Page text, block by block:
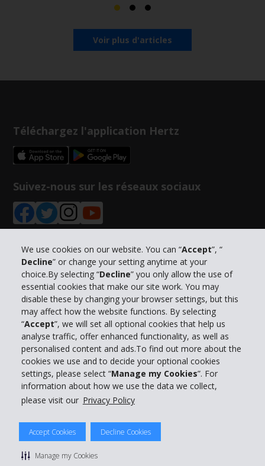
We use cookies on our website. You can “Accept”, “
Decline” or change your setting anytime at your
choice.By selecting “Decline” you only allow the use of
essential cookies that make our site work. You may
disable these by changing your browser settings, but this
may affect how the website functions. By selecting
“Accept”, we will set all optional cookies that help us
analyse traffic, offer enhanced functionality, as well as
personalised content and ads.To find out more about the
cookies we use and to decide your optional cookies
settings, please select “Manage my Cookies”. For
information about how we use the data we collect,
please visit our Privacy Policy
Accept Cookies Decline Cookies
Manage my Cookies
Voir plus d'articles
Téléchargez l'application Hertz
Suivez-nous sur les réseaux sociaux
Informations sur l'entreprise
Entreprise
Support client
Réserver avec Hertz
Politique de confidentialité
Conditions de location
Gérer mes cookies